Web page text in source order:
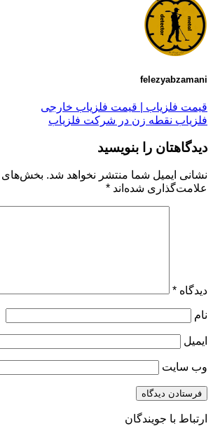
فلزیاب | قیمت فلزیاب خارجی
نقطه زن در شرکت فلزیاب
را بنویسید
ایمیل شما منتشر نخواهد شد. بخش‌های
شده‌اند*
*
با جویندگان